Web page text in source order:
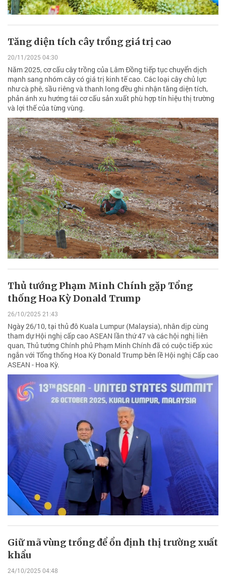
Tăng diện tích cây trồng giá trị cao
20/11/2025 04:30
Năm 2025, cơ cấu cây trồng của Lâm Đồng tiếp tục chuyển dịch
mạnh sang nhóm cây có giá trị kinh tế cao. Các loại cây chủ lực
như cà phê, sầu riêng và thanh long đều ghi nhận tăng diện tích,
phản ánh xu hướng tái cơ cấu sản xuất phù hợp tín hiệu thị trường
và lợi thế của từng vùng.
Thủ tướng Phạm Minh Chính gặp Tổng
thống Hoa Kỳ Donald Trump
26/10/2025 21:43
Ngày 26/10, tại thủ đô Kuala Lumpur (Malaysia), nhân dịp cùng
tham dự Hội nghị cấp cao ASEAN lần thứ 47 và các hội nghị liên
quan, Thủ tướng Chính phủ Phạm Minh Chính đã có cuộc tiếp xúc
ngắn với Tổng thống Hoa Kỳ Donald Trump bên lề Hội nghị Cấp cao
ASEAN - Hoa Kỳ.
Giữ mã vùng trồng để ổn định thị trường xuất
khẩu
24/10/2025 04:48